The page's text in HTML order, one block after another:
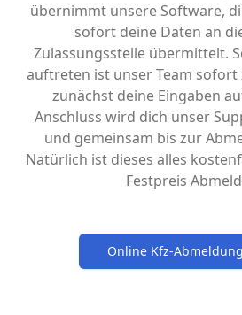
übernimmt unsere Software,
sofort deine Daten an
Zulassungsstelle übermittelt.
auftreten ist unser Team
zunächst deine Eingaben
Anschluss wird dich unser
und gemeinsam bis zur
Natürlich ist dieses alles
Festpreis
Online Kfz-